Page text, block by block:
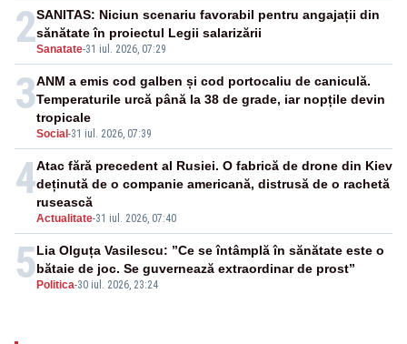
2Sanatate-31 iul. 2026, 07:29
SANITAS: Niciun scenariu favorabil pentru angajații din
sănătate în proiectul Legii salarizării
3
Social -31 iul. 2026, 07:39
ANM a emis cod galben și cod portocaliu de caniculă.
Temperaturile urcă până la 38 de grade, iar nopțile devin
tropicale
4
Actualitate-31 iul. 2026, 07:40
Atac fără precedent al Rusiei. O fabrică de drone din Kiev
deținută de o companie americană, distrusă de o rachetă
rusească
5 Politica-30 iul. 2026, 23:24
Lia Olguța Vasilescu: ”Ce se întâmplă în sănătate este o
bătaie de joc. Se guvernează extraordinar de prost”